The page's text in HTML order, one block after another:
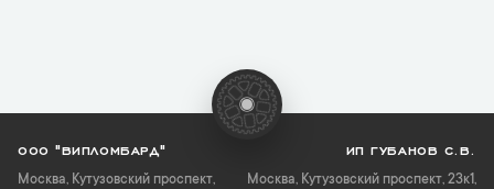
ООО "ВИПЛОМБАРД"
Москва, Кутузовский проспект,
ИП ГУБАНОВ С.В.
Москва, Кутузовский проспект, 23к1,